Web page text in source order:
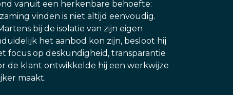
vanuit een herkenbare behoefte:
vinden is niet altijd eenvoudig.
bij de isolatie van zijn eigen
het aanbod kon zijn, besloot hij
focus op deskundigheid, transparantie
de klant ontwikkelde hij een werkwijze
maakt.